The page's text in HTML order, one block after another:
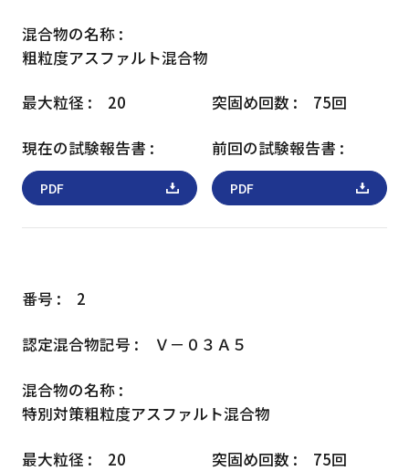
粗粒度アスファルト混合物
20 75回
PDF PDF
2
Ｖ－０３Ａ５
特別対策粗粒度アスファルト混合物
20 75回